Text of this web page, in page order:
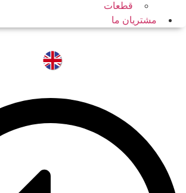
قطعات
مشتریان ما